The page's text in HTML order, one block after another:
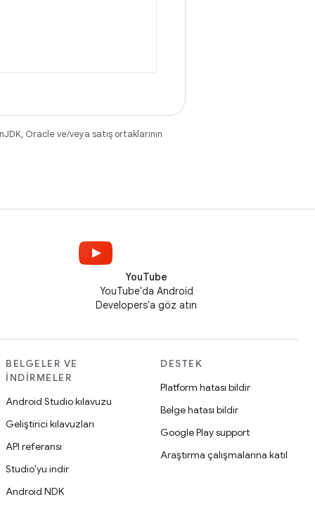
Oracle ve/veya satış ortaklarının
YouTube
YouTube'da Android
Developers'a göz atın
BELGELER VE
İNDIRMELER
Android Studio kılavuzu
Geliştirici kılavuzları
API referansı
Studio'yu indir
Android NDK
DESTEK
Platform hatası bildir
Belge hatası bildir
Google Play support
Araştırma çalışmalarına katıl